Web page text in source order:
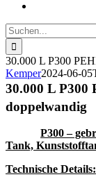
Suche
nach:
30.000 L P300
Kemper2024-06-
30.000 L P300
doppelwandig
P300 –
Tank,
Technische Details: